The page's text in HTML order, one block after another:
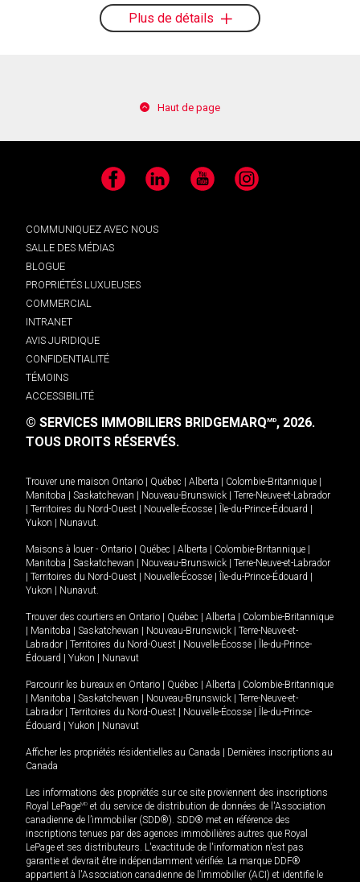
Plus de détails
Haut de page
Facebook LinkedIn YouTube Instagram
COMMUNIQUEZ AVEC NOUS
SALLE DES MÉDIAS
BLOGUE
PROPRIÉTÉS LUXUEUSES
COMMERCIAL
INTRANET
AVIS JURIDIQUE
CONFIDENTIALITÉ
TÉMOINS
ACCESSIBILITÉ
© SERVICES IMMOBILIERS BRIDGEMARQMD, 2026.
TOUS DROITS RÉSERVÉS.
Trouver une maison Ontario Québec Alberta Colombie-Britannique
Manitoba
Saskatchewan Nouveau-Brunswick
Terre-Neuve-et-Labrador
Territoires du Nord-Ouest Nouvelle-Écosse Île-du-Prince-Édouard
Yukon
Nunavut.
Maisons à louer - Ontario Québec Alberta Colombie-Britannique
Manitoba
Saskatchewan Nouveau-Brunswick
Terre-Neuve-et-Labrador
Territoires du Nord-Ouest Nouvelle-Écosse Île-du-Prince-Édouard
Yukon
Nunavut.
Trouver des courtiers en Ontario Québec Alberta
Colombie-Britannique
Manitoba Saskatchewan Nouveau-Brunswick
Terre-Neuve-et-
Labrador
Territoires du Nord-Ouest Nouvelle-Écosse
Île-du-Prince-
Édouard
Yukon Nunavut
Parcourir les bureaux en Ontario Québec Alberta
Colombie-Britannique
Manitoba Saskatchewan Nouveau-Brunswick
Terre-Neuve-et-
Labrador
Territoires du Nord-Ouest Nouvelle-Écosse
Île-du-Prince-
Édouard
Yukon Nunavut
Afficher les propriétés résidentielles au Canada
Dernières inscriptions au
Canada
Les informations des propriétés sur ce site proviennent des inscriptions
Royal LePageMD et du service de distribution de données de l'Association
canadienne de l’immobilier (SDD®). SDD® met en référence des
inscriptions tenues par des agences immobilières autres que Royal
LePage et ses distributeurs. L'exactitude de l'information n'est pas
garantie et devrait être indépendamment vérifiée. La marque DDF®
appartient à l'Association canadienne de l’immobilier (ACI) et identifie le